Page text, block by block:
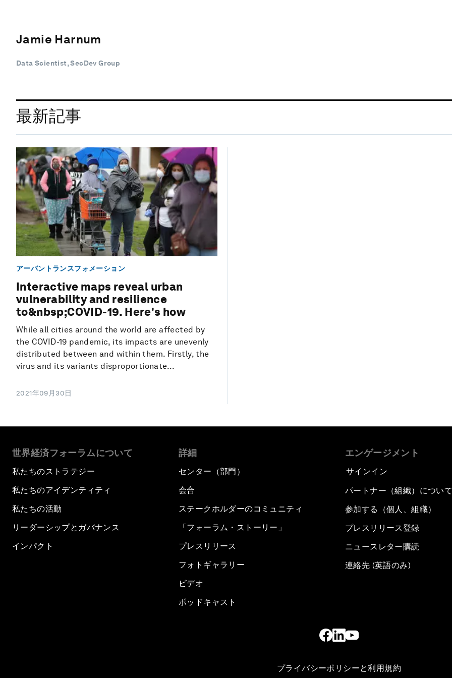
Jamie Harnum
Data Scientist, SecDev Group
最新記事
アーバントランスフォメーション
Interactive maps reveal urban
vulnerability and resilience
to&nbsp;COVID-19. Here's how
While all cities around the world are affected by
the COVID-19 pandemic, its impacts are unevenly
distributed between and within them. Firstly, the
virus and its variants disproportionate...
2021年09月30日
世界経済フォーラムについて
私たちのストラテジー
私たちのアイデンティティ
私たちの活動
リーダーシップとガバナンス
インパクト
詳細
センター（部門）
会合
ステークホルダーのコミュニティ
「フォーラム・ストーリー」
プレスリリース
フォトギャラリー
ビデオ
ポッドキャスト
エンゲージメント
サインイン
パートナー（組織）について
参加する（個人、組織）
プレスリリース登録
ニュースレター購読
連絡先 (英語のみ)
プライバシーポリシーと利用規約